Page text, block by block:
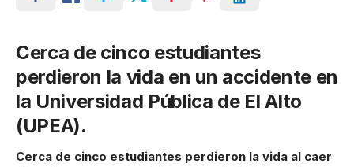
Cerca de cinco estudiantes
perdieron la vida en un accidente en
la Universidad Pública de El Alto
(UPEA).
Cerca de cinco estudiantes perdieron la vida al caer